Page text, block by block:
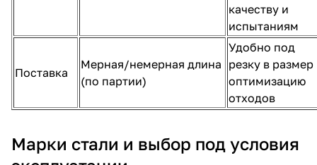
качеству и
испытаниям
Поставка
Мерная/немерная длина
(по партии)
Удобно под
резку в размер
оптимизацию
отходов
Марки стали и выбор под условия